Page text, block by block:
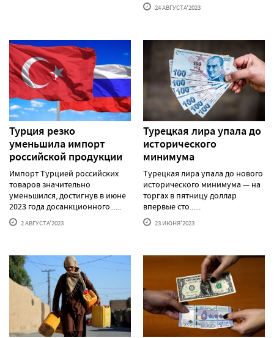
24 АВГУСТА'2023
Турция резко
уменьшила импорт
российской продукции
Импорт Турцией российских
товаров значительно
уменьшился, достигнув в июне
2023 года досанкционного......
2 АВГУСТА'2023
Турецкая лира упала до
исторического
минимума
Турецкая лира упала до нового
исторического минимума — на
торгах в пятницу доллар
впервые сто......
23 ИЮНЯ'2023